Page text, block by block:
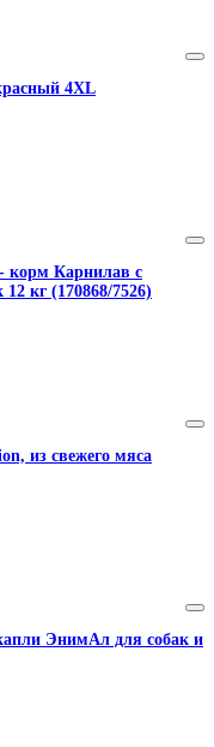
4XL
корм Карнилав с
кг (170868/7526)
из свежего мяса
ЭнимАл для собак и